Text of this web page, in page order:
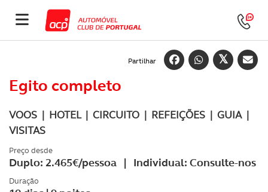
Partilhar
Egito completo
VOOS | HOTEL | CIRCUITO | REFEIÇÕES | GUIA |
VISITAS
Preço desde
Duplo: 2.465€/pessoa | Individual: Consulte-nos
Duração